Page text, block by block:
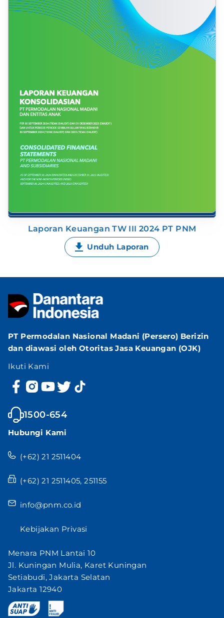
Laporan Keuangan TW III 2024 PT PNM
Unduh Laporan
PT Permodalan Nasional Madani (Persero) Berizin
dan diawasi oleh Otoritas Jasa Keuangan (OJK)
Ikuti Kami
1500-654
Hubungi Kami
(+62) 21 2511404
(+62) 21 2511405, 251155
info@pnm.co.id
Kebijakan Privasi
Menara PNM Lantai 10
Jl. Kuningan Mulia, Karet Kuningan
Setiabudi, Jakarta Selatan
Jakarta 12940